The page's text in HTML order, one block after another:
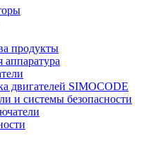
продукты
аппаратура
двигателей SIMOCODE
и системы безопасности